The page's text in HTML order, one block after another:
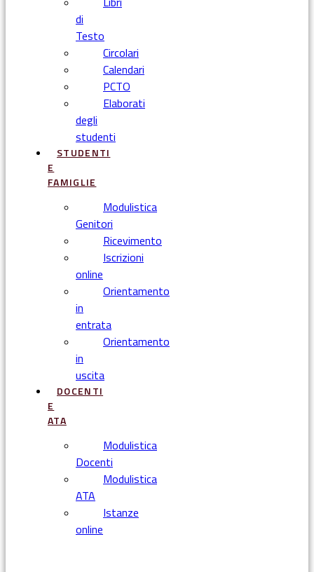
di
Testo
Circolari
Calendari
PCTO
Elaborati
degli
studenti
STUDENTI
E
FAMIGLIE
Modulistica
Genitori
Ricevimento
Iscrizioni
online
Orientamento
in
entrata
Orientamento
in
uscita
DOCENTI
E
ATA
Modulistica
Docenti
Modulistica
ATA
Istanze
online